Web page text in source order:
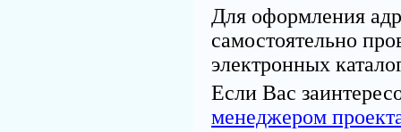
Для оформления
самостоятельно
электронных
Если Вас
менеджером